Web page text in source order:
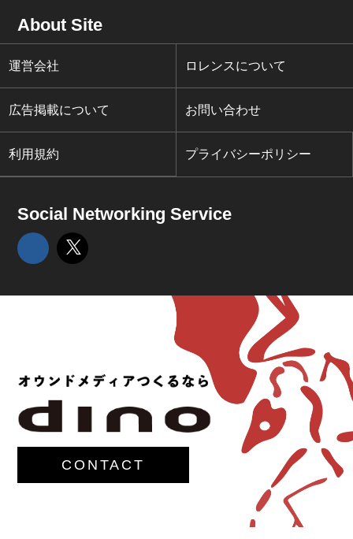
About Site
運営会社 ロレンスについて
広告掲載について お問い合わせ
利用規約 プライバシーポリシー
Social Networking Service
CONTACT